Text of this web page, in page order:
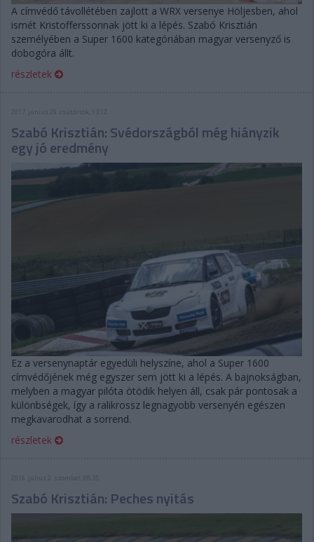
A címvédő távollétében zajlott a WRX versenye Höljesben, ahol
ismét Kristofferssonnak jött ki a lépés. Szabó Krisztián
személyében a Super 1600 kategóriában magyar versenyző is
dobogóra állt.
részletek
2017. június 29. csütörtök, 13:12
Szabó Krisztián: Svédországból még hiányzik
egy jó eredmény
Ez a versenynaptár egyedüli helyszíne, ahol a Super 1600
címvédőjének még egyszer sem jött ki a lépés. A bajnokságban,
melyben a magyar pilóta ötödik helyen áll, csak pár pontosak a
különbségek, így a ralikrossz legnagyobb versenyén egészen
megkavarodhat a sorrend.
részletek
2016. július 2. szombat, 08:35
Szabó Krisztián: Peches nyitás